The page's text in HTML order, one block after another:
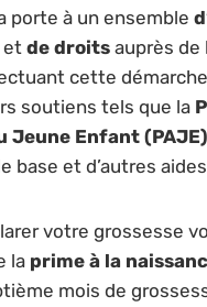
porte à un ensemble
et de droits auprès de
cette
soutiens tels que la
Jeune Enfant (PAJE)
base et d’autres
votre grossesse
la prime à la
mois de